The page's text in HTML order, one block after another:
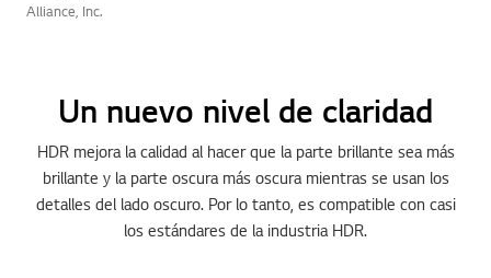
Alliance, Inc.
Un nuevo nivel de claridad
HDR mejora la calidad al hacer que la parte brillante sea más
brillante y la parte oscura más oscura mientras se usan los
detalles del lado oscuro. Por lo tanto, es compatible con casi
los estándares de la industria HDR.